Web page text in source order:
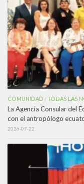
COMUNIDAD /TODAS LAS
La Agencia Consular del
con el antropólogo
2026-07-22